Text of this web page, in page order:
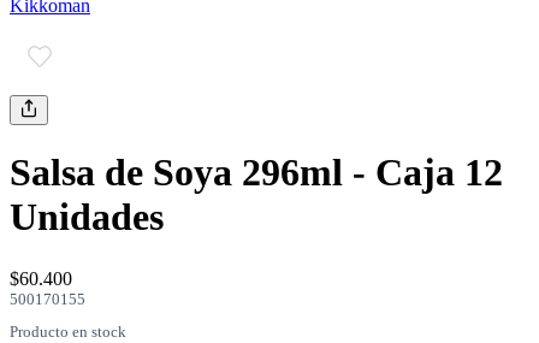
mayor
Estilo de Vida
Contáctanos
Nosotros
Kikkoman
Salsa de Soya 296ml - Caja 12
Unidades
$60.400
500170155
Producto en stock